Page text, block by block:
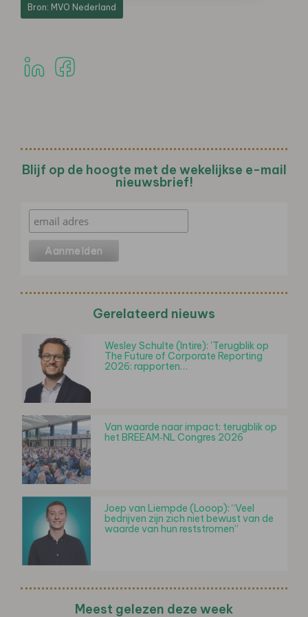
Bron: MVO Nederland
Blijf op de hoogte met de wekelijkse e-mail
nieuwsbrief!
Gerelateerd nieuws
Wesley Schulte (Intire): 'Terugblik op
The Future of Corporate Reporting
2026: rapporten…
Van waarde naar impact: terugblik op
het BREEAM‑NL Congres 2026
Joep van Liempde (Looop): “Veel
bedrijven zijn zich niet bewust van de
waarde van hun reststromen”
Meest gelezen deze week